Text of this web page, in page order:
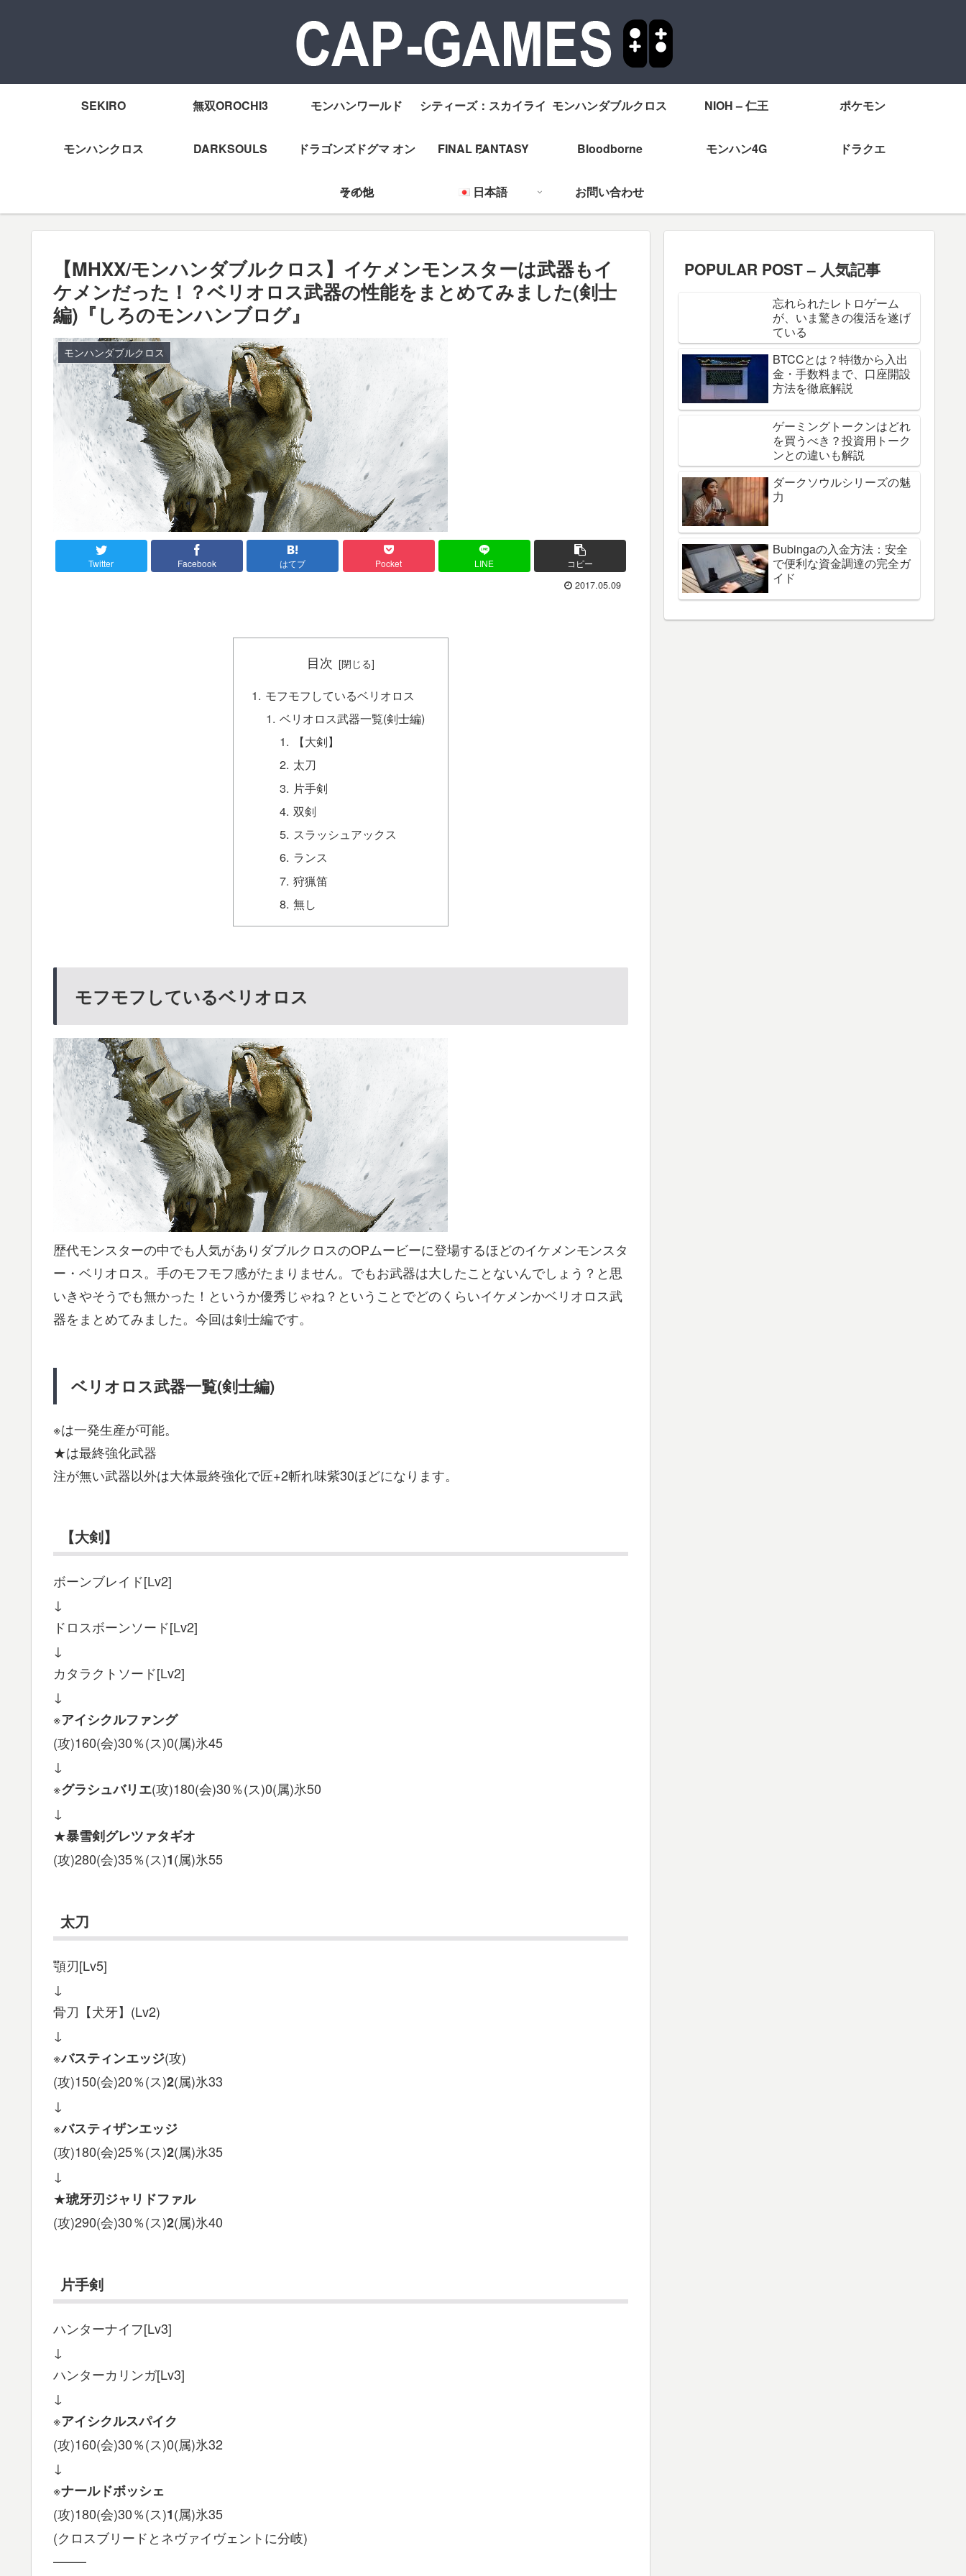
SEKIRO 無双OROCHI3 モンハンワールド シティーズ：スカイライ
ン
モンハンダブルクロス NIOH – 仁王 ポケモン
モンハンクロス DARKSOULS ドラゴンズドグマ オン
ライン
FINAL FANTASY Bloodborne モンハン4G ドラクエ
その他 日本語 お問い合わせ
【MHXX/モンハンダブルクロス】イケメンモンスターは武器もイ
ケメンだった！？ベリオロス武器の性能をまとめてみました(剣士
編)『しろのモンハンブログ』
モンハンダブルクロス
Twitter Facebook はてブ Pocket LINE コピー
2017.05.09
目次
モフモフしているベリオロス
ベリオロス武器一覧(剣士編)
【大剣】
太刀
片手剣
双剣
スラッシュアックス
ランス
狩猟笛
無し
モフモフしているベリオロス
歴代モンスターの中でも人気がありダブルクロスのOPムービーに登場するほどのイケメンモンスタ
ー・ベリオロス。手のモフモフ感がたまりません。でもお武器は大したことないんでしょう？と思
いきやそうでも無かった！というか優秀じゃね？ということでどのくらいイケメンかベリオロス武
器をまとめてみました。今回は剣士編です。
ベリオロス武器一覧(剣士編)
※は一発生産が可能。
★は最終強化武器
注が無い武器以外は大体最終強化で匠+2斬れ味紫30ほどになります。
【大剣】
ボーンブレイド[Lv2]
↓
ドロスボーンソード[Lv2]
↓
カタラクトソード[Lv2]
↓
※アイシクルファング
(攻)160(会)30％(ス)0(属)氷45
↓
※グラシュバリエ(攻)180(会)30％(ス)0(属)氷50
↓
★暴雪剣グレツァタギオ
(攻)280(会)35％(ス)1(属)氷55
太刀
顎刃[Lv5]
↓
骨刀【犬牙】(Lv2)
↓
※バスティンエッジ(攻)
(攻)150(会)20％(ス)2(属)氷33
↓
※バスティザンエッジ
(攻)180(会)25％(ス)2(属)氷35
↓
★琥牙刃ジャリドファル
(攻)290(会)30％(ス)2(属)氷40
片手剣
ハンターナイフ[Lv3]
↓
ハンターカリンガ[Lv3]
↓
※アイシクルスパイク
(攻)160(会)30％(ス)0(属)氷32
↓
※ナールドボッシェ
(攻)180(会)30％(ス)1(属)氷35
(クロスブリードとネヴァイヴェントに分岐)
——–
POPULAR POST – 人気記事
忘れられたレトロゲーム
が、いま驚きの復活を遂げ
ている
BTCCとは？特徴から入出
金・手数料まで、口座開設
方法を徹底解説
ゲーミングトークンはどれ
を買うべき？投資用トーク
ンとの違いも解説
ダークソウルシリーズの魅
力
Bubingaの入金方法：安全
で便利な資金調達の完全ガ
イド